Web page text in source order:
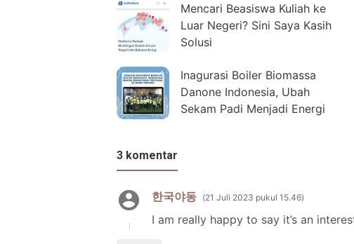
Mencari Beasiswa Kuliah ke
Luar Negeri? Sini Saya Kasih
Solusi
Inagurasi Boiler Biomassa
Danone Indonesia, Ubah
Sekam Padi Menjadi Energi
3 komentar
한국야동 21 Juli 2023 pukul 15.46
I am really happy to say it’s an